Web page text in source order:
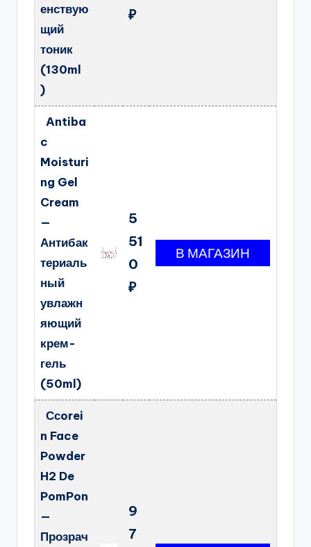
енствую
щий
тоник
(130ml
)
₽
Antiba
c
Moisturi
ng Gel
Cream
—
Антибак
териаль
ный
увлажн
яющий
крем-
гель
(50ml)
5
51
0
₽
Ссorei
n Face
Powder
H2 De
PomPon
—
Прозрач
9
7